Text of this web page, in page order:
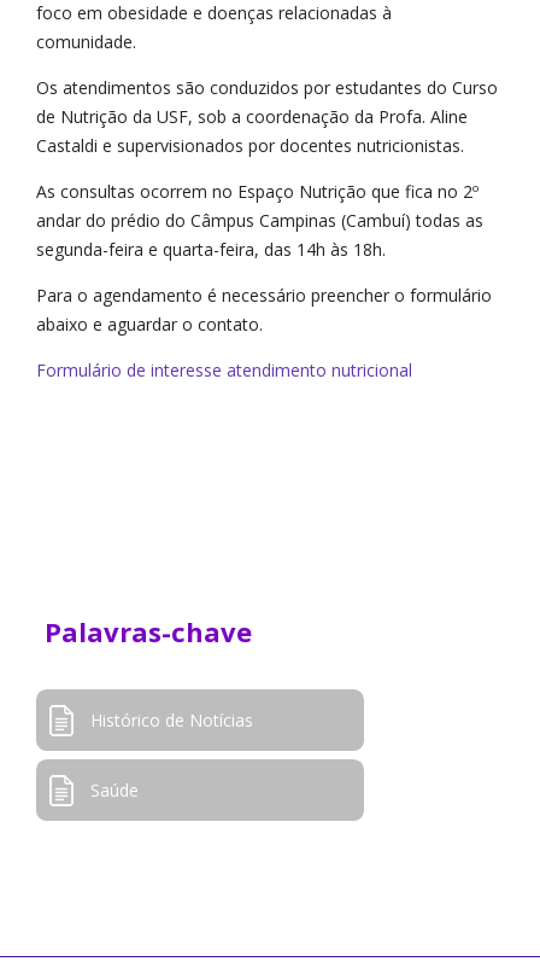
foco em obesidade e doenças relacionadas à
comunidade.
Os atendimentos são conduzidos por estudantes do Curso
de Nutrição da USF, sob a coordenação da Profa. Aline
Castaldi e supervisionados por docentes nutricionistas.
As consultas ocorrem no Espaço Nutrição que fica no 2º
andar do prédio do Câmpus Campinas (Cambuí) todas as
segunda-feira e quarta-feira, das 14h às 18h.
Para o agendamento é necessário preencher o formulário
abaixo e aguardar o contato.
Formulário de interesse atendimento nutricional
Palavras-chave
Histórico de Notícias
Saúde